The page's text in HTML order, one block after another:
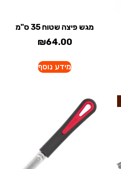
מגש פיצה שטוח 35 ס"מ
₪64.00
מידע נוסף